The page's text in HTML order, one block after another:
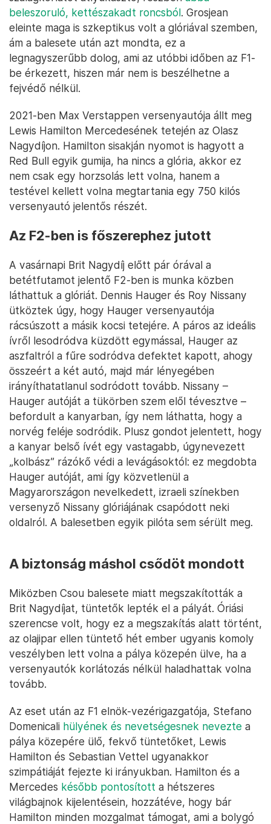
beleszoruló, kettészakadt roncsból. Grosjean
eleinte maga is szkeptikus volt a glóriával szemben,
ám a balesete után azt mondta, ez a
legnagyszerűbb dolog, ami az utóbbi időben az F1-
be érkezett, hiszen már nem is beszélhetne a
fejvédő nélkül.
2021-ben Max Verstappen versenyautója állt meg
Lewis Hamilton Mercedesének tetején az Olasz
Nagydíjon. Hamilton sisakján nyomot is hagyott a
Red Bull egyik gumija, ha nincs a glória, akkor ez
nem csak egy horzsolás lett volna, hanem a
testével kellett volna megtartania egy 750 kilós
versenyautó jelentős részét.
Az F2-ben is főszerephez jutott
A vasárnapi Brit Nagydíj előtt pár órával a
betétfutamot jelentő F2-ben is munka közben
láthattuk a glóriát. Dennis Hauger és Roy Nissany
ütköztek úgy, hogy Hauger versenyautója
rácsúszott a másik kocsi tetejére. A páros az ideális
ívről lesodródva küzdött egymással, Hauger az
aszfaltról a fűre sodródva defektet kapott, ahogy
összeért a két autó, majd már lényegében
irányíthatatlanul sodródott tovább. Nissany –
Hauger autóját a tükörben szem elől tévesztve –
befordult a kanyarban, így nem láthatta, hogy a
norvég feléje sodródik. Plusz gondot jelentett, hogy
a kanyar belső ívét egy vastagabb, úgynevezett
„kolbász” rázókő védi a levágásoktól: ez megdobta
Hauger autóját, ami így közvetlenül a
Magyarországon nevelkedett, izraeli színekben
versenyző Nissany glóriájának csapódott neki
oldalról. A balesetben egyik pilóta sem sérült meg.
A biztonság máshol csődöt mondott
Miközben Csou balesete miatt megszakították a
Brit Nagydíjat, tüntetők lepték el a pályát. Óriási
szerencse volt, hogy ez a megszakítás alatt történt,
az olajipar ellen tüntető hét ember ugyanis komoly
veszélyben lett volna a pálya közepén ülve, ha a
versenyautók korlátozás nélkül haladhattak volna
tovább.
Az eset után az F1 elnök-vezérigazgatója, Stefano
Domenicali hülyének és nevetségesnek nevezte a
pálya közepére ülő, fekvő tüntetőket, Lewis
Hamilton és Sebastian Vettel ugyanakkor
szimpátiáját fejezte ki irányukban. Hamilton és a
Mercedes később pontosított a hétszeres
világbajnok kijelentésein, hozzátéve, hogy bár
Hamilton minden mozgalmat támogat, ami a bolygó